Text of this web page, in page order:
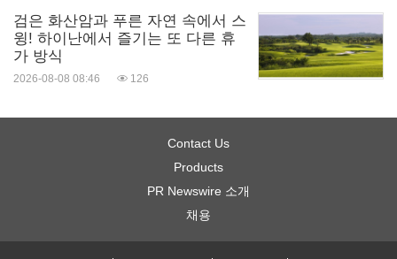
검은 화산암과 푸른 자연 속에서 스
윙! 하이난에서 즐기는 또 다른 휴
가 방식
2026-08-08 08:46 126
Contact Us
Products
PR Newswire 소개
채용